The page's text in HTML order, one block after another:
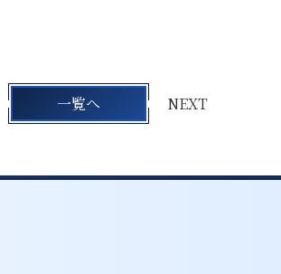
一覧へ NEXT